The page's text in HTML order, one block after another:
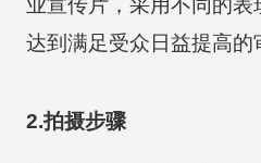
业宣传片，采用不同的
达到满足受众日益提高的
2.拍摄步骤